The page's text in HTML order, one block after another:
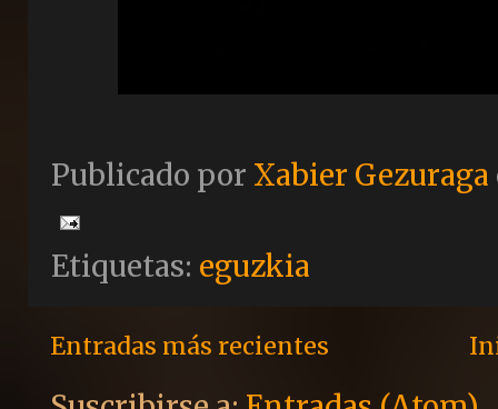
Publicado por Xabier Gezuraga
Etiquetas: eguzkia
Entradas más recientes